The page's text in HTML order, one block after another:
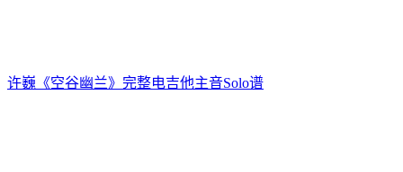
许巍《空谷幽兰》完整电吉他主音Solo谱